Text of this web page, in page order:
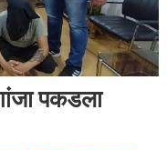
पकडला